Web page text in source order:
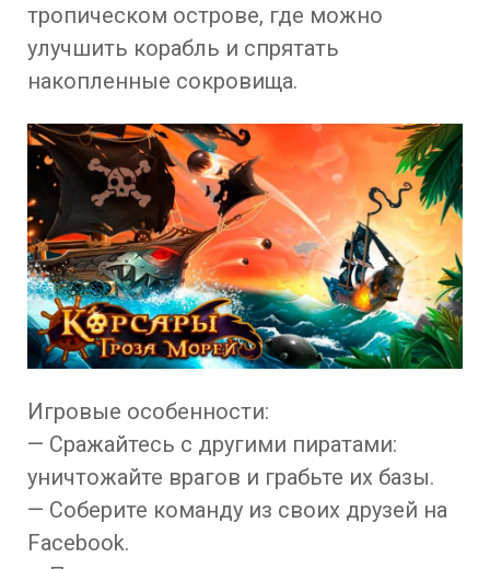
тропическом острове, где можно
улучшить корабль и спрятать
накопленные сокровища.
Игровые особенности:
— Сражайтесь с другими пиратами:
уничтожайте врагов и грабьте их базы.
— Соберите команду из своих друзей на
Facebook.